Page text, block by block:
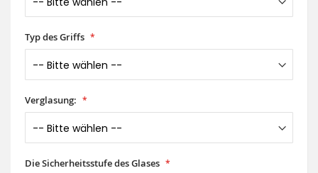
Typ des Griffs
Verglasung:
Die Sicherheitsstufe des Glases